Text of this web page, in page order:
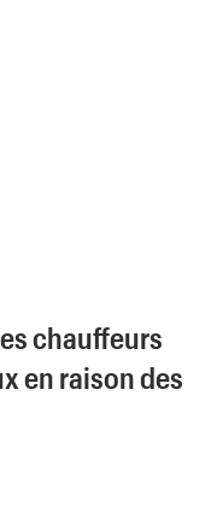
chauffeurs
en raison des